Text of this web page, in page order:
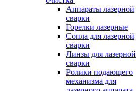
Аппараты лазерной
сварки
Горелки лазерные
Сопла для лазерной
сварки
Линзы для лазерной
сварки
Ролики подающего
механизма для